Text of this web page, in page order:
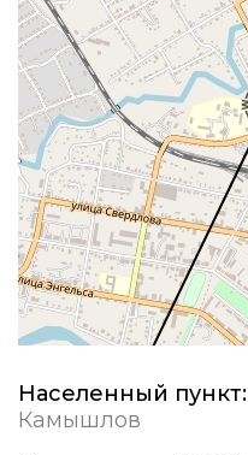
Населенный пункт:
Камышлов